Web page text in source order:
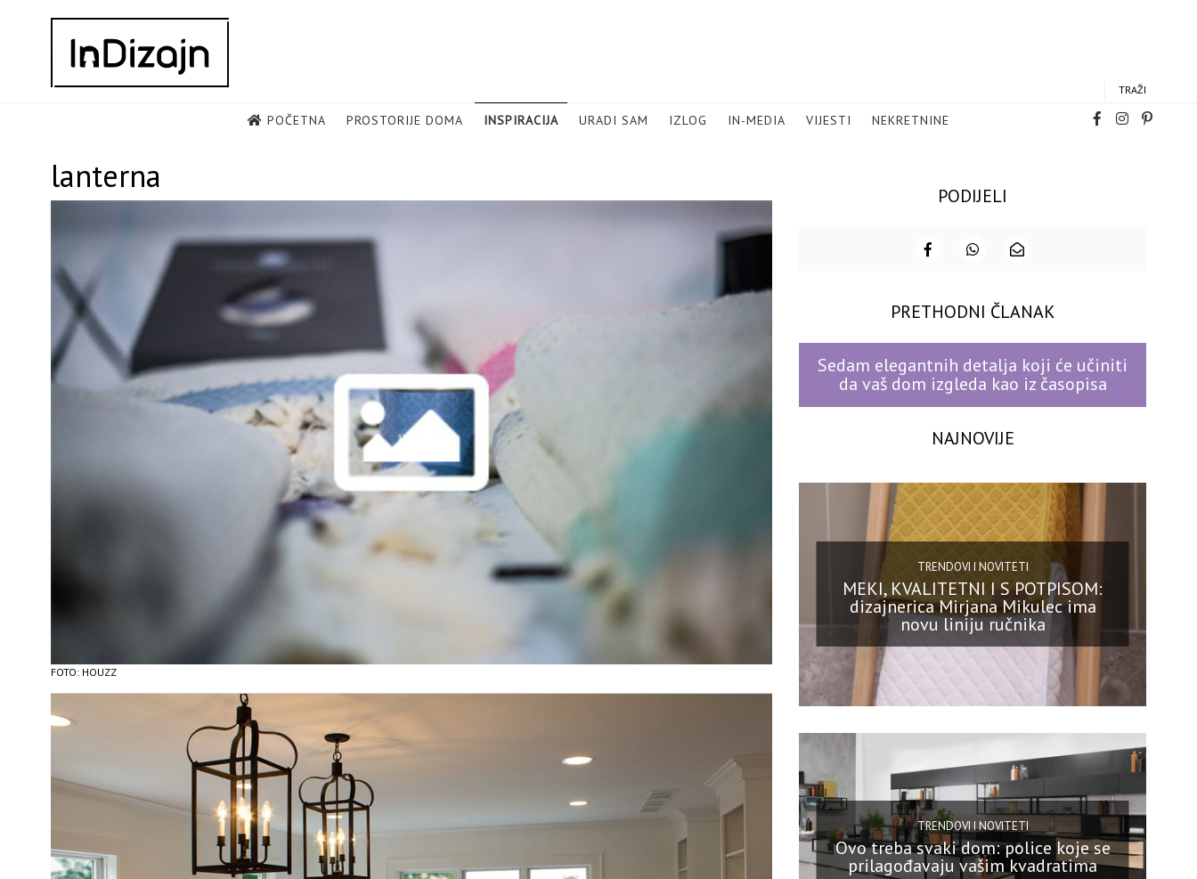
TRAŽI
POČETNA PROSTORIJE DOMA INSPIRACIJA URADI SAM IZLOG IN-MEDIA VIJESTI NEKRETNINE
lanterna
FOTO: HOUZZ
PODIJELI
PRETHODNI ČLANAK
Sedam elegantnih detalja koji će učiniti
da vaš dom izgleda kao iz časopisa
NAJNOVIJE
TRENDOVI I NOVITETI
MEKI, KVALITETNI I S POTPISOM:
dizajnerica Mirjana Mikulec ima
novu liniju ručnika
TRENDOVI I NOVITETI
Ovo treba svaki dom: police koje se
prilagođavaju vašim kvadratima